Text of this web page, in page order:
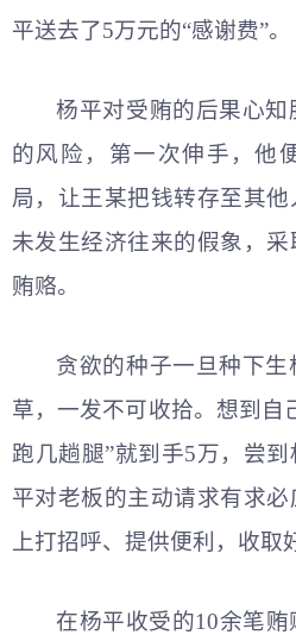
平送去了5万元的“感谢费”。
杨平对受贿的后果心
的风险，第一次伸手，他
局，让王某把钱转存至其
未发生经济往来的假象，
贿赂。
贪欲的种子一旦种下
草，一发不可收拾。想到自
跑几趟腿”就到手5万，尝
平对老板的主动请求有求
上打招呼、提供便利，收取
在杨平收受的10余笔